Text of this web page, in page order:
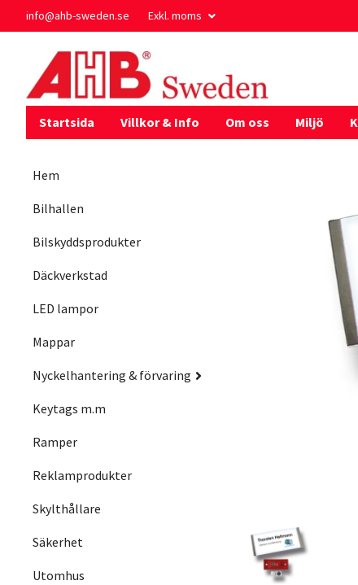
info@ahb-sweden.se Exkl. moms
Startsida Villkor & Info Om oss Miljö
Hem
Bilhallen
Bilskyddsprodukter
Däckverkstad
LED lampor
Mappar
Nyckelhantering & förvaring
Keytags m.m
Ramper
Reklamprodukter
Skylthållare
Säkerhet
Utomhus